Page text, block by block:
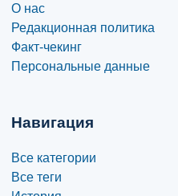
О нас
Редакционная политика
Факт-чекинг
Персональные данные
Навигация
Все категории
Все теги